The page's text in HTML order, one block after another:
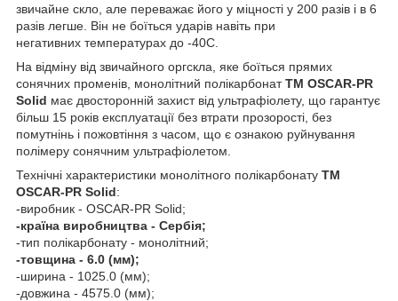
звичайне скло, але переважає його у міцності у 200 разів і в 6
разів легше. Він не боїться ударів навіть при
негативних температурах до -40С.
На відміну від звичайного оргскла, яке боїться прямих
сонячних променів, монолітний полікарбонатТМ OSCAR-PR
Solid має двосторонній захист від ультрафіолету, що гарантує
більш 15 років експлуатації без втрати прозорості, без
помутнінь і пожовтіння з часом, що є ознакою руйнування
полімеру сонячним ультрафіолетом.
Технічні характеристики монолітного полікарбонату ТМ
OSCAR-PR Solid:
-виробник - OSCAR-PR Solid;
-країна виробництва - Сербія;
-тип полікарбонату - монолітний;
-товщина - 6.0 (мм);
-ширина - 1025.0 (мм);
-довжина - 4575.0 (мм);